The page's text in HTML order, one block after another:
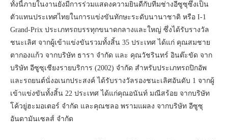
ทั้งนี้ภายในงานยังมีการร่วมแสดงความยินดีกับทีมช่างอีซูซุซึ่งเป็น
ตัวแทนประเทศไทยในการแข่งขันทักษะระดับนานาชาติ หรือ I-1
Grand-Prix ประเภทรถบรรทุกขนาดกลางและใหญ่ ซึ่งได้รับรางวัล
ชนะเลิศ จากผู้เข้าแข่งขันรวมทั้งสิ้น 35 ประเทศ ได้แก่ คุณสมชาย
ตากองแก้ว จากบริษัท ธารา จำกัด และ คุณวัชรินทร์ อินต๊ะขัด จาก
บริษัท อีซูซุเชียงรายบริการ (2002) จำกัด สำหรับประเภทรถปิกอัพ
และรถยนต์นั่งอเนกประสงค์ ได้รับรางวัลรองชนะเลิศอันดับ 1 จากผู้
เข้าแข่งขันทั้งสิ้น 22 ประเทศ ได้แก่คุณอนันท์ มณีสร้อย จากบริษัท
โค้วยู่ฮะมอเตอร์ จำกัด และคุณชลอ พรามแผลง จากบริษัท อีซูซุ
อันดามันเซลส์ จำกัด